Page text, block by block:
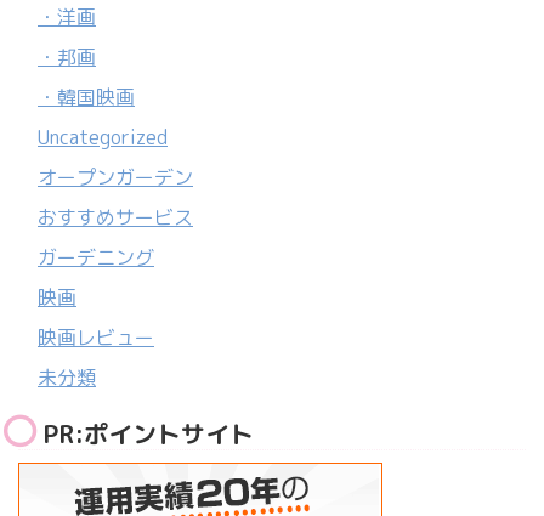
・洋画
・邦画
・韓国映画
Uncategorized
オープンガーデン
おすすめサービス
ガーデニング
映画
映画レビュー
未分類
PR:ポイントサイト